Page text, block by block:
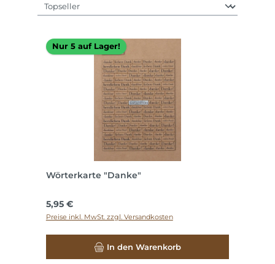
Nur 5 auf Lager!
Wörterkarte "Danke"
Regulärer Preis:
5,95 €
Preise inkl. MwSt. zzgl. Versandkosten
In den Warenkorb